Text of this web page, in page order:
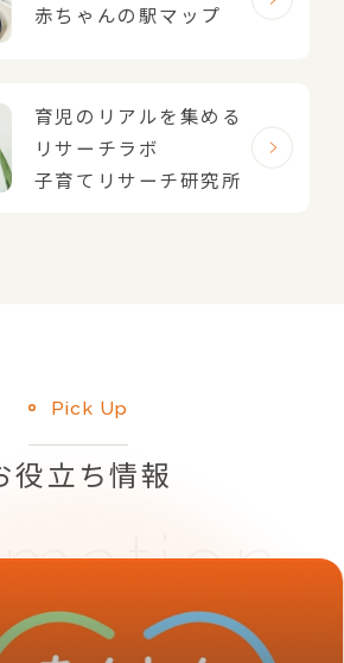
赤ちゃんの駅マップ
育児のリアルを集める
リサーチラボ
子育てリサーチ研究所
Pick Up
役立ち情報